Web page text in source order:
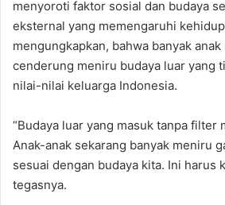
menyoroti faktor sosial dan budaya
eksternal yang memengaruhi
mengungkapkan, bahwa banyak
cenderung meniru budaya luar yang
nilai-nilai keluarga Indonesia.
“Budaya luar yang masuk tanpa filter
Anak-anak sekarang banyak meniru
sesuai dengan budaya kita. Ini harus
tegasnya.